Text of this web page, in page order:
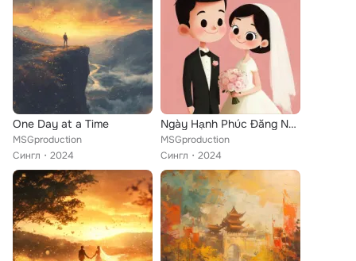
One Day at a Time
MSGproduction
Сингл
2024
Ngày Hạnh Phúc Đăng Nhân Và Kiều
MSGproduction
Сингл
2024